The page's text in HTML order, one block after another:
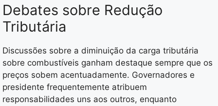
Debates sobre Redução
Tributária
Discussões sobre a diminuição da carga tributária
sobre combustíveis ganham destaque sempre que os
preços sobem acentuadamente. Governadores e
presidente frequentemente atribuem
responsabilidades uns aos outros, enquanto